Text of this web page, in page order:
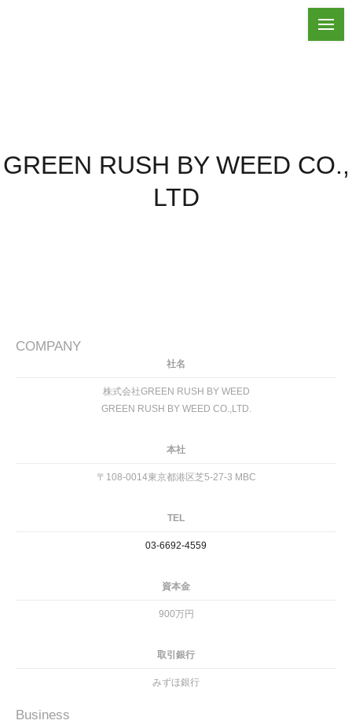
GREEN RUSH BY WEED CO.,
LTD
COMPANY
社名
株式会社GREEN RUSH BY WEED
GREEN RUSH BY WEED CO.,LTD.
本社
〒108-0014東京都港区芝5-27-3 MBC
TEL
03-6692-4559
資本金
900万円
取引銀行
みずほ銀行
Business